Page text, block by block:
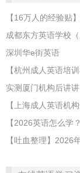
成都东方英语学校（
深圳华e街英语
【杭州成人英语培